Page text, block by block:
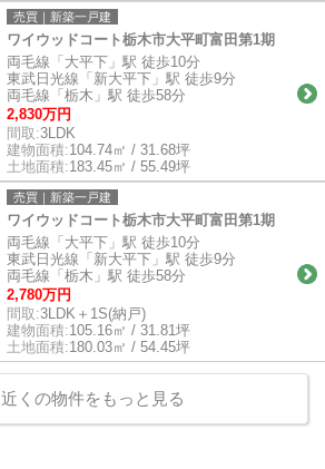
売買｜新築一戸建
ワイウッドコート栃木市大平町富田第1期
両毛線「大平下」駅 徒歩10分
東武日光線「新大平下」駅 徒歩9分
両毛線「栃木」駅 徒歩58分
2,830万円
間取:3LDK
建物面積:104.74㎡ / 31.68坪
土地面積:183.45㎡ / 55.49坪
売買｜新築一戸建
ワイウッドコート栃木市大平町富田第1期
両毛線「大平下」駅 徒歩10分
東武日光線「新大平下」駅 徒歩9分
両毛線「栃木」駅 徒歩58分
2,780万円
間取:3LDK＋1S(納戸)
建物面積:105.16㎡ / 31.81坪
土地面積:180.03㎡ / 54.45坪
近くの物件をもっと見る